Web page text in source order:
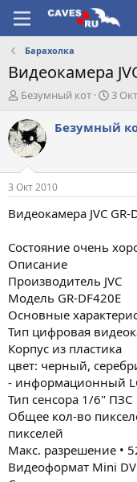
Барахолка
Видеокамера
А
т
о
р
т
е
м
ы
Безумный кот
Д
т
а
л
3
Безумный
3 Окт 2010
Видеокамера JVC GR-
Состояние очень
Описание
Производитель JVC
Модель GR-DF420E
Основные
Тип цифровая
Корпус из пластика
цвет: черный,
- информационный
Тип сенсора 1/6" ПЗС
Общее кол-во
пикселей
Макс. разрешение •
Видеоформат Mini DV